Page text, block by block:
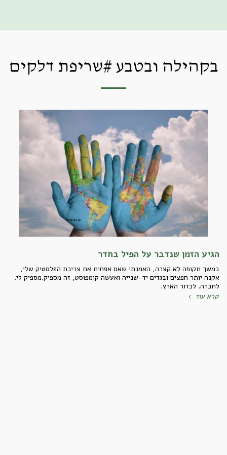
בקהילה ובטבע #שריפת דלקים
הגיע הזמן שנדבר על הפיל בחדר
במשך תקופה לא קצרה, האמנתי שאם אפחית את צריכת הפלסטיק שלי,
אקנה יותר חפצים ובגדים יד-שנייה ואעשה קומפוסט, זה מספיק.מספיק לי.
לחברה. לכדור הארץ.
קרא עוד